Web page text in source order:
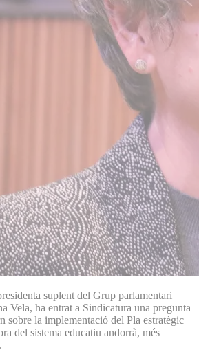
suplent del Grup parlamentari
Vela, ha entrat a Sindicatura una pregunta
sobre la implementació del Pla estratègic
del sistema educatiu andorrà, més